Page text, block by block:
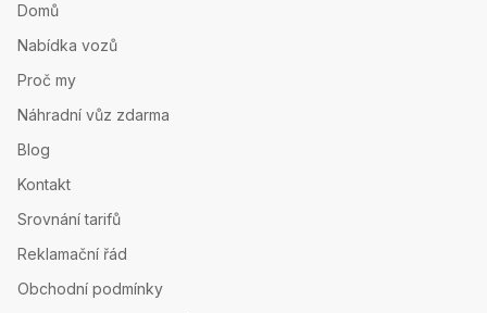
Domů
Nabídka vozů
Proč my
Náhradní vůz zdarma
Blog
Kontakt
Srovnání tarifů
Reklamační řád
Obchodní podmínky